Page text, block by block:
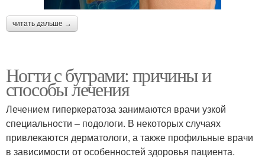
читать дальше →
Ногти с буграми: причины и
способы лечения
Лечением гиперкератоза занимаются врачи узкой
специальности – подологи. В некоторых случаях
привлекаются дерматологи, а также профильные врачи
в зависимости от особенностей здоровья пациента.